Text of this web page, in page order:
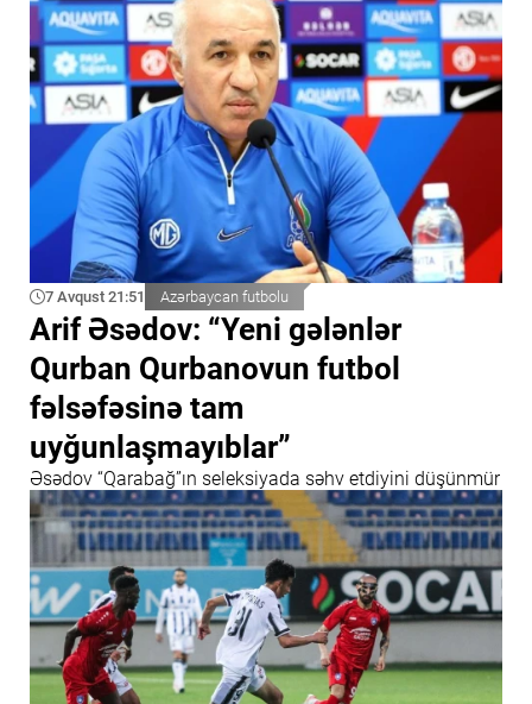
7 Avqust 21:51 Azərbaycan futbolu
Arif Əsədov: “Yeni gələnlər
Qurban Qurbanovun futbol
fəlsəfəsinə tam
uyğunlaşmayıblar”
Əsədov “Qarabağ”ın seleksiyada səhv etdiyini düşünmür